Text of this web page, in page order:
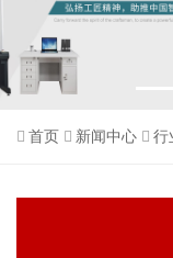
首页 新闻中心 行